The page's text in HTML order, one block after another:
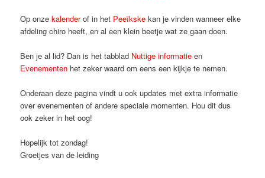
Op onzekalenderof in het Peeïkske kan je vinden wanneer elke
afdeling chiro heeft, en al een klein beetje wat ze gaan doen.
Ben je al lid? Dan is het tabblad Nuttige informatie en
Evenementen het zeker waard om eens een kijkje te nemen.
Onderaan deze pagina vindt u ook updates met extra informatie
over evenementen of andere speciale momenten. Hou dit dus
ook zeker in het oog!
Hopelijk tot zondag!
Groetjes van de leiding